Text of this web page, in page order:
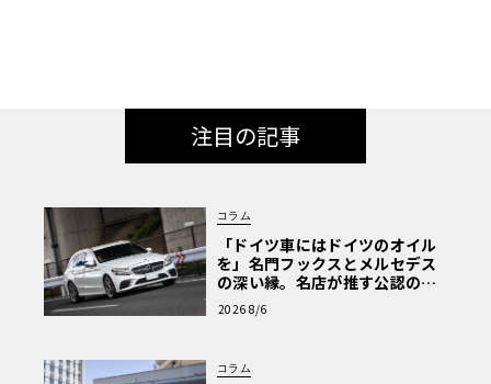
注目の記事
コラム
「ドイツ車にはドイツのオイル
を」名門フックスとメルセデス
の深い縁。名店が推す公認の安
心と、Cクラスで味わうシルキー
な走り〈PR〉
2026 8/6
コラム